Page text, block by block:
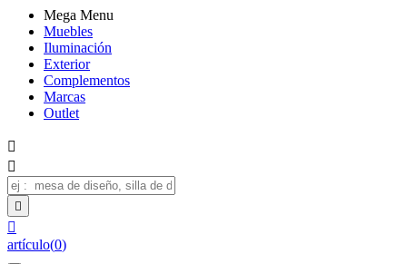
Mega Menu
Muebles
Iluminación
Exterior
Complementos
Marcas
Outlet




artículo(0)